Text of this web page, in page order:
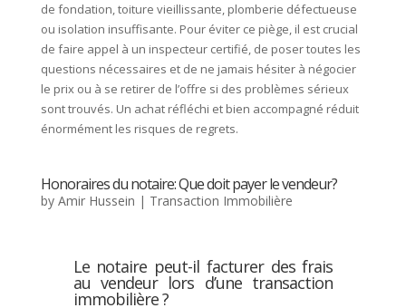
de fondation, toiture vieillissante, plomberie défectueuse
ou isolation insuffisante. Pour éviter ce piège, il est crucial
de faire appel à un inspecteur certifié, de poser toutes les
questions nécessaires et de ne jamais hésiter à négocier
le prix ou à se retirer de l’offre si des problèmes sérieux
sont trouvés. Un achat réfléchi et bien accompagné réduit
énormément les risques de regrets.
Honoraires du notaire: Que doit payer le vendeur?
by Amir Hussein | Transaction Immobilière
Le notaire peut-il facturer des frais
au vendeur lors d’une transaction
immobilière ?